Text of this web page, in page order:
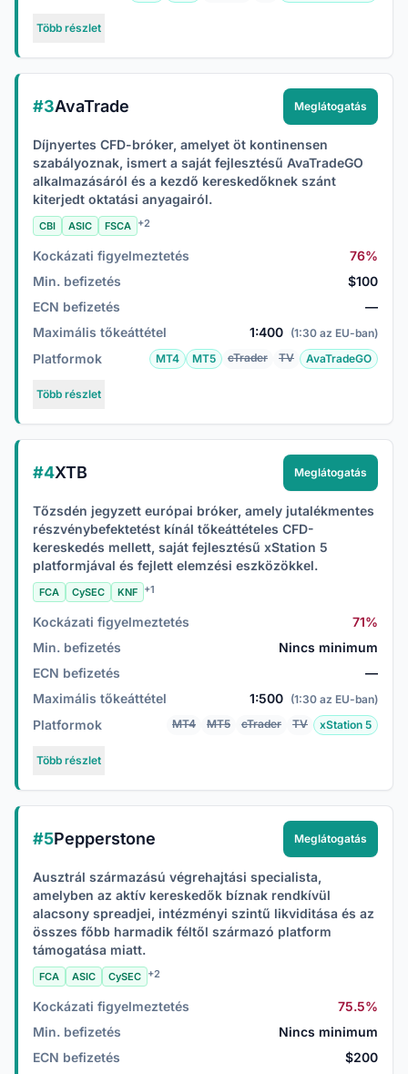
Több részlet
#3AvaTrade Meglátogatás
Díjnyertes CFD-bróker, amelyet öt kontinensen
szabályoznak, ismert a saját fejlesztésű AvaTradeGO
alkalmazásáról és a kezdő kereskedőknek szánt
kiterjedt oktatási anyagairól.
CBI ASIC FSCA +2
Kockázati figyelmeztetés
76%
Min. befizetés
$100
ECN befizetés
—
Maximális tőkeáttétel
1:400 (1:30 az EU-ban)
Platformok MT4 MT5 cTrader TV AvaTradeGO
Több részlet
#4XTB Meglátogatás
Tőzsdén jegyzett európai bróker, amely jutalékmentes
részvénybefektetést kínál tőkeáttételes CFD-
kereskedés mellett, saját fejlesztésű xStation 5
platformjával és fejlett elemzési eszközökkel.
FCA CySEC KNF +1
Kockázati figyelmeztetés
71%
Min. befizetés
Nincs minimum
ECN befizetés
—
Maximális tőkeáttétel
1:500 (1:30 az EU-ban)
Platformok MT4 MT5 cTrader TV xStation 5
Több részlet
#5Pepperstone Meglátogatás
Ausztrál származású végrehajtási specialista,
amelyben az aktív kereskedők bíznak rendkívül
alacsony spreadjei, intézményi szintű likviditása és az
összes főbb harmadik féltől származó platform
támogatása miatt.
FCA ASIC CySEC +2
Kockázati figyelmeztetés
75.5%
Min. befizetés
Nincs minimum
ECN befizetés
$200